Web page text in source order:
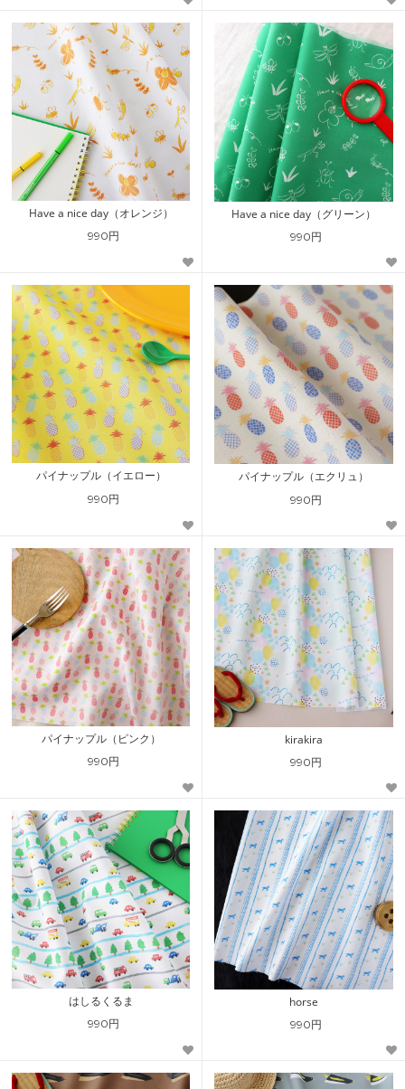
Have a nice day（オレンジ）
990円
Have a nice day（グリーン）
990円
パイナップル（イエロー）
990円
パイナップル（エクリュ）
990円
パイナップル（ピンク）
990円
kirakira
990円
はしるくるま
990円
horse
990円